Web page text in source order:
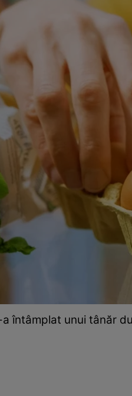
a întâmplat unui tânăr